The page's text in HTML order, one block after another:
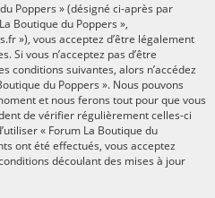
Poppers » (désigné ci-après par
Boutique du Poppers »,
»), vous acceptez d’être légalement
Si vous n’acceptez pas d’être
conditions suivantes, alors n’accédez
du Poppers ». Nous pouvons
et nous ferons tout pour que vous
de vérifier régulièrement celles-ci
« Forum La Boutique du
ont été effectués, vous acceptez
découlant des mises à jour